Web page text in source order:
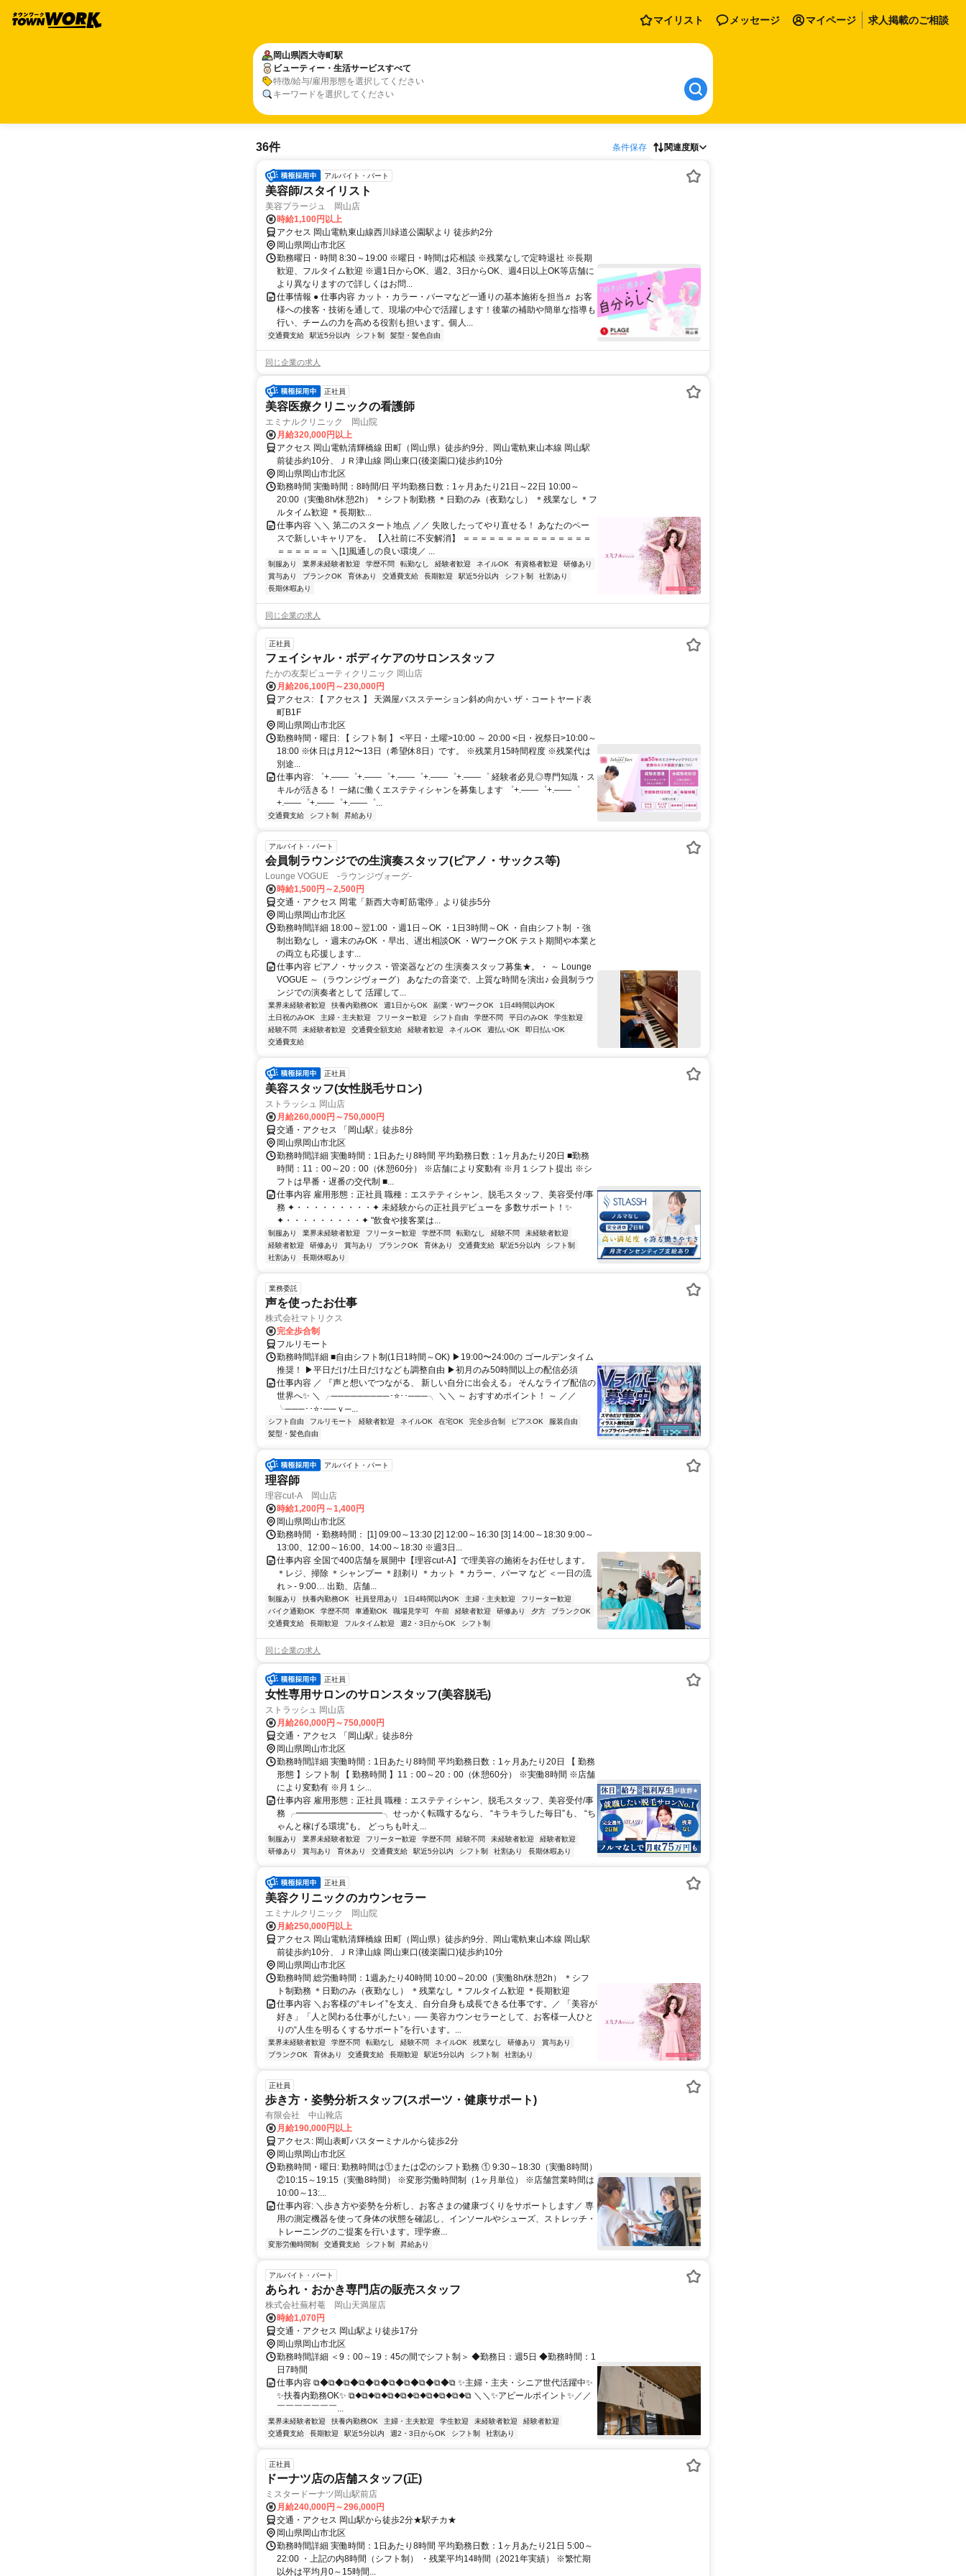
マイリスト メッセージ マイページ 求人掲載のご相談
岡山県西大寺町駅
ビューティー・生活サービスすべて
特徴/給与/雇用形態を選択してください
キーワードを選択してください
36件 条件保存 関連度順
アルバイト・パート
美容師/スタイリスト
美容プラージュ 岡山店
時給1,100円以上
アクセス 岡山電軌東山線西川緑道公園駅より 徒歩約2分
岡山県岡山市北区
勤務曜日・時間 8:30～19:00 ※曜日・時間は応相談 ※残業なしで定時退社 ※長期
歓迎、フルタイム歓迎 ※週1日からOK、週2、3日からOK、週4日以上OK等店舗に
より異なりますので詳しくはお問...
仕事情報 ● 仕事内容 カット・カラー・パーマなど一通りの基本施術を担当♬ お客
様への接客・技術を通して、現場の中心で活躍します！後輩の補助や簡単な指導も
行い、チームの力を高める役割も担います。個人...
交通費支給 駅近5分以内 シフト制 髪型・髪色自由
同じ企業の求人
正社員
美容医療クリニックの看護師
エミナルクリニック 岡山院
月給320,000円以上
アクセス 岡山電軌清輝橋線 田町（岡山県）徒歩約9分、岡山電軌東山本線 岡山駅
前徒歩約10分、ＪＲ津山線 岡山東口(後楽園口)徒歩約10分
岡山県岡山市北区
勤務時間 実働時間：8時間/日 平均勤務日数：1ヶ月あたり21日～22日 10:00～
20:00（実働8h/休憩2h） ＊シフト制勤務 ＊日勤のみ（夜勤なし） ＊残業なし ＊フ
ルタイム歓迎 ＊長期歓...
仕事内容 ＼＼ 第二のスタート地点 ／／ 失敗したってやり直せる！ あなたのペー
スで新しいキャリアを。 【入社前に不安解消】 ＝＝＝＝＝＝＝＝＝＝＝＝＝＝＝
＝＝＝＝＝＝ ＼[1]風通しの良い環境／ ...
制服あり 業界未経験者歓迎 学歴不問 転勤なし 経験者歓迎 ネイルOK 有資格者歓迎
研修あり
賞与あり
ブランクOK 育休あり 交通費支給 長期歓迎 駅近5分以内 シフト制
社割あり
長期休暇あり
同じ企業の求人
正社員
フェイシャル・ボディケアのサロンスタッフ
たかの友梨ビューティクリニック 岡山店
月給206,100円～230,000円
アクセス: 【 アクセス 】 天満屋バスステーション斜め向かい ザ・コートヤード表
町B1F
岡山県岡山市北区
勤務時間・曜日: 【 シフト制 】 <平日・土曜>10:00 ～ 20:00 <日・祝祭日>10:00～
18:00 ※休日は月12〜13日（希望休8日）です。 ※残業月15時間程度 ※残業代は
別途...
仕事内容: ゜+.――゜+.――゜+.――゜+.――゜+.――゜ 経験者必見◎専門知識・ス
キルが活きる！ 一緒に働くエステティシャンを募集します ゜+.――゜+.――゜
+.――゜+.――゜+.――゜...
交通費支給 シフト制 昇給あり
アルバイト・パート
会員制ラウンジでの生演奏スタッフ(ピアノ・サックス等)
Lounge VOGUE -ラウンジヴォーグ-
時給1,500円～2,500円
交通・アクセス 岡電「新西大寺町筋電停」より徒歩5分
岡山県岡山市北区
勤務時間詳細 18:00～翌1:00 ・週1日～OK ・1日3時間～OK ・自由シフト制 ・強
制出勤なし ・週末のみOK ・早出、遅出相談OK ・WワークOK テスト期間や本業と
の両立も応援します...
仕事内容 ピアノ・サックス・管楽器などの 生演奏スタッフ募集★。・ ～ Lounge
VOGUE ～（ラウンジヴォーグ） あなたの音楽で、上質な時間を演出♪ 会員制ラウ
ンジでの演奏者として 活躍して...
業界未経験者歓迎 扶養内勤務OK 週1日からOK 副業・WワークOK
1日4時間以内OK
土日祝のみOK
主婦・主夫歓迎 フリーター歓迎 シフト自由 学歴不問 平日のみOK
学生歓迎
経験不問
未経験者歓迎 交通費全額支給 経験者歓迎 ネイルOK 週払いOK
即日払いOK
交通費支給
正社員
美容スタッフ(女性脱毛サロン)
ストラッシュ 岡山店
月給260,000円～750,000円
交通・アクセス 「岡山駅」徒歩8分
岡山県岡山市北区
勤務時間詳細 実働時間：1日あたり8時間 平均勤務日数：1ヶ月あたり20日 ■勤務
時間：11：00～20：00（休憩60分） ※店舗により変動有 ※月１シフト提出 ※シ
フトは早番・遅番の交代制 ■...
仕事内容 雇用形態：正社員 職種：エステティシャン、脱毛スタッフ、美容受付/事
務 ✦・・・・・・・・・✦ 未経験からの正社員デビューを 多数サポート！✨️
✦・・・・・・・・・✦ "飲食や接客業は...
制服あり 業界未経験者歓迎 フリーター歓迎 学歴不問 転勤なし 経験不問
未経験者歓迎
経験者歓迎
研修あり 賞与あり ブランクOK 育休あり 交通費支給 駅近5分以内
シフト制
社割あり
長期休暇あり
業務委託
声を使ったお仕事
株式会社マトリクス
完全歩合制
フルリモート
勤務時間詳細 ■自由シフト制(1日1時間～OK) ▶19:00〜24:00の ゴールデンタイム
推奨！ ▶平日だけ/土日だけなども調整自由 ▶初月のみ50時間以上の配信必須
仕事内容 ／ 『声と想いでつながる、 新しい自分に出会える』 そんなライブ配信の
世界へ✨ ＼ ╭─────────･⭐･･───╮ ＼＼ ～ おすすめポイント！ ～ ／／
╰───･･⭐･──ｖ─...
シフト自由 フルリモート 経験者歓迎 ネイルOK 在宅OK 完全歩合制 ピアスOK
服装自由
髪型・髪色自由
アルバイト・パート
理容師
理容cut-A 岡山店
時給1,200円～1,400円
岡山県岡山市北区
勤務時間 ・勤務時間： [1] 09:00～13:30 [2] 12:00～16:30 [3] 14:00～18:30 9:00～
13:00、12:00～16:00、14:00～18:30 ※週3日...
仕事内容 全国で400店舗を展開中【理容cut-A】で理美容の施術をお任せします。
＊レジ、掃除 ＊シャンプー ＊顔剃り ＊カット ＊カラー、パーマ など ＜一日の流
れ＞- 9:00… 出勤、店舗...
制服あり 扶養内勤務OK 社員登用あり 1日4時間以内OK 主婦・主夫歓迎
フリーター歓迎
バイク通勤OK
学歴不問 車通勤OK 職場見学可 午前 経験者歓迎 研修あり 夕方
ブランクOK
交通費支給
長期歓迎 フルタイム歓迎 週2・3日からOK シフト制
同じ企業の求人
正社員
女性専用サロンのサロンスタッフ(美容脱毛)
ストラッシュ 岡山店
月給260,000円～750,000円
交通・アクセス 「岡山駅」徒歩8分
岡山県岡山市北区
勤務時間詳細 実働時間：1日あたり8時間 平均勤務日数：1ヶ月あたり20日 【 勤務
形態 】シフト制 【 勤務時間 】11：00～20：00（休憩60分） ※実働8時間 ※店舗
により変動有 ※月１シ...
仕事内容 雇用形態：正社員 職種：エステティシャン、脱毛スタッフ、美容受付/事
務 ╭━━━━━━━━━━╮ せっかく転職するなら、 “キラキラした毎日”も、 “ち
ゃんと稼げる環境”も。 どっちも叶え...
制服あり 業界未経験者歓迎 フリーター歓迎 学歴不問 経験不問 未経験者歓迎
経験者歓迎
研修あり
賞与あり 育休あり 交通費支給 駅近5分以内 シフト制 社割あり 長期休暇あり
正社員
美容クリニックのカウンセラー
エミナルクリニック 岡山院
月給250,000円以上
アクセス 岡山電軌清輝橋線 田町（岡山県）徒歩約9分、岡山電軌東山本線 岡山駅
前徒歩約10分、ＪＲ津山線 岡山東口(後楽園口)徒歩約10分
岡山県岡山市北区
勤務時間 総労働時間：1週あたり40時間 10:00～20:00（実働8h/休憩2h） ＊シフ
ト制勤務 ＊日勤のみ（夜勤なし） ＊残業なし ＊フルタイム歓迎 ＊長期歓迎
仕事内容 ＼お客様の“キレイ”を支え、自分自身も成長できる仕事です。／ 「美容が
好き」「人と関わる仕事がしたい」── 美容カウンセラーとして、お客様一人ひと
りの“人生を明るくするサポート”を行います。...
業界未経験者歓迎 学歴不問 転勤なし 経験不問 ネイルOK 残業なし 研修あり
賞与あり
ブランクOK
育休あり 交通費支給 長期歓迎 駅近5分以内 シフト制 社割あり
正社員
歩き方・姿勢分析スタッフ(スポーツ・健康サポート)
有限会社 中山靴店
月給190,000円以上
アクセス: 岡山表町バスターミナルから徒歩2分
岡山県岡山市北区
勤務時間・曜日: 勤務時間は①または②のシフト勤務 ① 9:30～18:30（実働8時間）
②10:15～19:15（実働8時間） ※変形労働時間制（1ヶ月単位） ※店舗営業時間は
10:00～13:...
仕事内容: ＼歩き方や姿勢を分析し、お客さまの健康づくりをサポートします／ 専
用の測定機器を使って身体の状態を確認し、インソールやシューズ、ストレッチ・
トレーニングのご提案を行います。 ​理学療...
変形労働時間制 交通費支給 シフト制 昇給あり
アルバイト・パート
あられ・おかき専門店の販売スタッフ
株式会社蕪村菴 岡山天満屋店
時給1,070円
交通・アクセス 岡山駅より徒歩17分
岡山県岡山市北区
勤務時間詳細 ＜9：00～19：45の間でシフト制＞ ◆勤務日：週5日 ◆勤務時間：1
日7時間
仕事内容 ⧉◆⧉◆⧉◆⧉◆⧉◆⧉◆⧉◆⧉◆⧉◆⧉ ✨主婦・主夫・シニア世代活躍中✨
✨扶養内勤務OK✨ ⧉◆⧉◆⧉◆⧉◆⧉◆⧉◆⧉◆⧉◆⧉◆⧉ ＼＼✨アピールポイント✨／／
￣￣￣￣￣￣￣...
業界未経験者歓迎 扶養内勤務OK 主婦・主夫歓迎 学生歓迎 未経験者歓迎
経験者歓迎
交通費支給
長期歓迎 駅近5分以内 週2・3日からOK シフト制 社割あり
正社員
ドーナツ店の店舗スタッフ(正)
ミスタードーナツ岡山駅前店
月給240,000円～296,000円
交通・アクセス 岡山駅から徒歩2分★駅チカ★
岡山県岡山市北区
勤務時間詳細 実働時間：1日あたり8時間 平均勤務日数：1ヶ月あたり21日 5:00～
22:00 ・上記の内8時間（シフト制） ・残業平均14時間（2021年実績） ※繁忙期
以外は平均月0～15時間...